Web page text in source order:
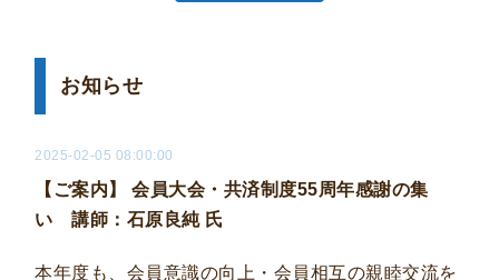
お知らせ
2025-02-05 08:00:00
【ご案内】 会員大会・共済制度55周年感謝の集
い 講師：石原良純 氏
本年度も、会員意識の向上・会員相互の親睦交流を